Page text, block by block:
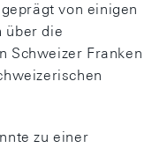
von einigen
über die
Schweizer Franken
zu einer